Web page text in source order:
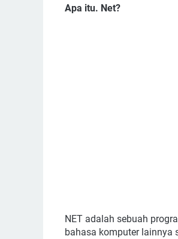
Apa itu. Net?
NET adalah sebuah
bahasa komputer lainnya